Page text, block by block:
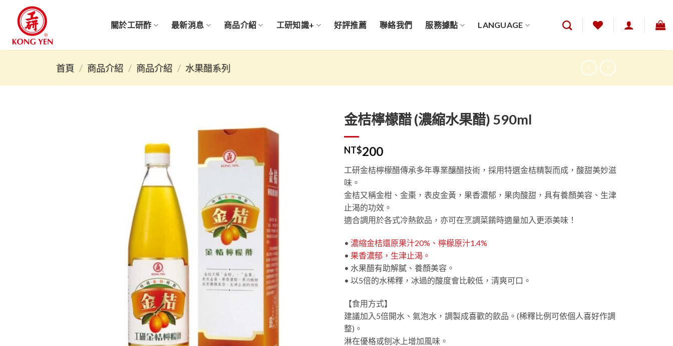
content
關於工研酢 最新消息 商品介紹 工研知識+ 好評推薦 聯絡我們 服務據點 LANGUAGE
首頁 / 商品介紹 / 商品介紹 / 水果醋系列
金桔檸檬醋 (濃縮水果醋) 590ml
NT$200
工研金桔檸檬醋傳承多年專業釀醋技術，採用特選金桔精製而成，酸甜美妙滋
味。
金桔又稱金柑、金棗，表皮金黃，果香濃郁，果肉酸甜，具有養顏美容、生津
止渴的功效。
適合調用於各式冷熱飲品，亦可在烹調菜餚時適量加入更添美味！
• 濃縮金桔還原果汁20%、檸檬原汁1.4%
• 果香濃郁，生津止渴。
• 水果醋有助解膩、養顏美容。
• 以5倍的水稀釋，冰過的酸度會比較低，清爽可口。
【食用方式】
建議加入5倍開水、氣泡水，調製成喜歡的飲品。(稀釋比例可依個人喜好作調
整)。
淋在優格或刨冰上增加風味。